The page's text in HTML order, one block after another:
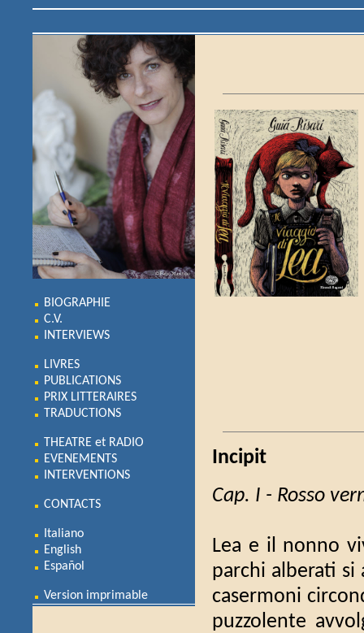
BIOGRAPHIE
C.V.
INTERVIEWS
LIVRES
PUBLICATIONS
PRIX LITTERAIRES
TRADUCTIONS
THEATRE et RADIO
EVENEMENTS
INTERVENTIONS
CONTACTS
Italiano
English
Español
Version imprimable
Incipit
Cap. I - Rosso
Lea e il nonno
parchi alberati si
casermoni
puzzolente